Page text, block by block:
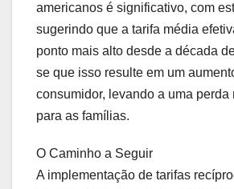
americanos é significativo, com
sugerindo que a tarifa média
ponto mais alto desde a década
se que isso resulte em um
consumidor, levando a uma perda
para as famílias.
O Caminho a Seguir
A implementação de tarifas